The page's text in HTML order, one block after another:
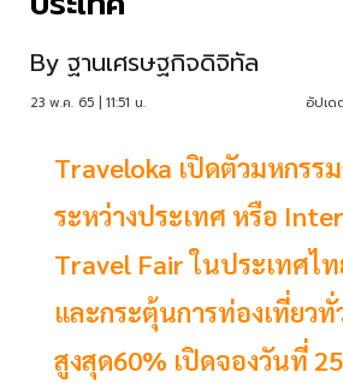
By ฐานเศรษฐกิจดิจิทัล
23 พ.ค. 65 | 11:51 น. อัปเด
Traveloka เปิดตัวมหกรร
ระหว่างประเทศ หรือ
Travel Fair ในประเทศไ
และกระตุ้นการท่องเที่ยวทั่
สูงสุด60% เปิดจองวันที่